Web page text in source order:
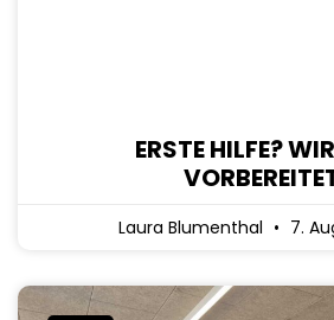
ERSTE HILFE?
Laura Blumenthal 7.